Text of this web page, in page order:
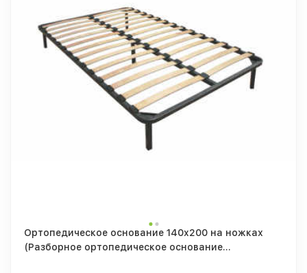
Ортопедическое основание 140х200 на ножках
(Разборное ортопедическое основание